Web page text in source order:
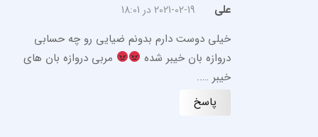
علی 2021-02-19 در 18:01
خیلی دوست دارم بدونم ضیایی رو چه حسابی
دروازه بان خیبر شده
مربی دروازه بان های
خیبر …..
پاسخ